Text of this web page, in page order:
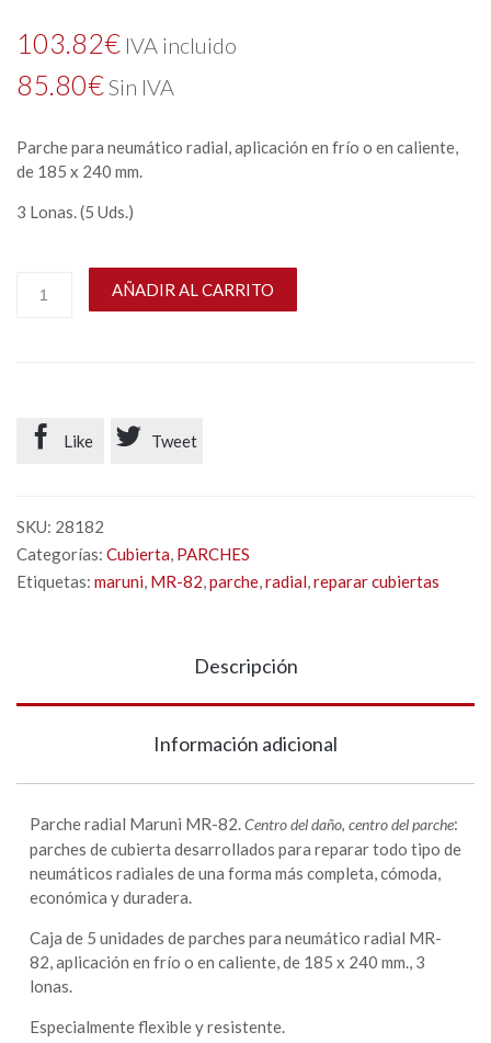
103.82€ IVA incluido
85.80€Sin IVA
Parche para neumático radial, aplicación en frío o en caliente,
de 185 x 240 mm.
3 Lonas. (5 Uds.)
AÑADIR AL CARRITO
 Like  Tweet
SKU: 28182
Categorías: Cubierta, PARCHES
Etiquetas: maruni, MR-82,parche,radial,reparar cubiertas
Descripción
Información adicional
Parche radial Maruni MR-82.Centro del daño, centro del parche:
parches de cubierta desarrollados para reparar todo tipo de
neumáticos radiales de una forma más completa, cómoda,
económica y duradera.
Caja de 5 unidades de parches para neumático radial MR-
82, aplicación en frío o en caliente, de 185 x 240 mm., 3
lonas.
Especialmente flexible y resistente.